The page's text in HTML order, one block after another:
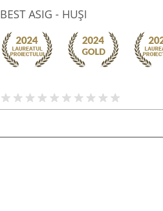
BEST ASIG - HUȘI